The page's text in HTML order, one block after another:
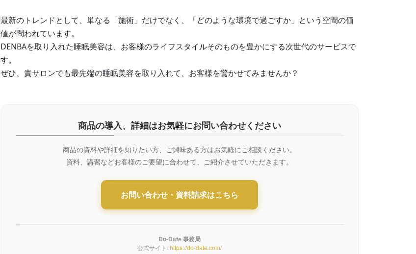
最新のトレンドとして、単なる「施術」だけでなく、「どのような環境で過ごすか」という空間の価
値が問われています。
DENBAを取り入れた睡眠美容は、お客様のライフスタイルそのものを豊かにする次世代のサービスで
す。
ぜひ、貴サロンでも最先端の睡眠美容を取り入れて、お客様を驚かせてみませんか？
商品の導入、詳細はお気軽にお問い合わせください
商品の資料や詳細を知りたい方、ご興味ある方はお気軽にご相談ください。
資料、講習などお客様のご要望に合わせて、ご紹介させていただきます。
お問い合わせ・資料請求はこちら
Do-Date 事務局
公式サイト:https://do-date.com/